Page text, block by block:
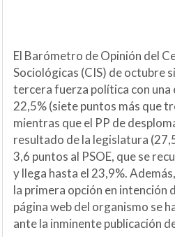
El Barómetro de Opinión del
Sociológicas (CIS) de octubre
tercera fuerza política con
22,5% (siete puntos más que
mientras que el PP de
resultado de la legislatura
3,6 puntos al PSOE, que se
y llega hasta el 23,9%.
la primera opción en intención
página web del organismo se
ante la inminente publicación